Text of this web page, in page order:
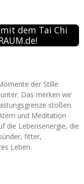
dem Tai Chi
der Stille
Das merken wir
stoßen.
und Meditation
die Lebensenergie, die
fitter,
Leben.